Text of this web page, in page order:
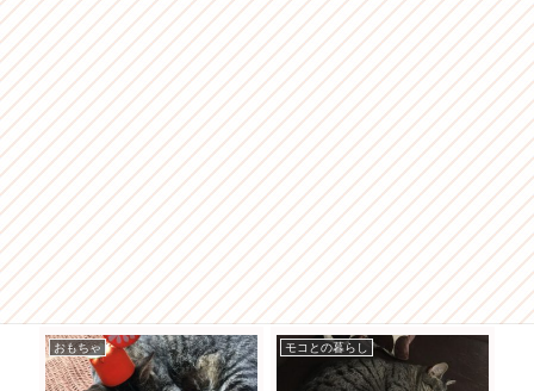
おもちゃ モコとの暮らし